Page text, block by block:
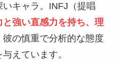
キャラ。INFJ（提唱
と強い直感力を持ち、理
彼の慎重で分析的な態度
えています。